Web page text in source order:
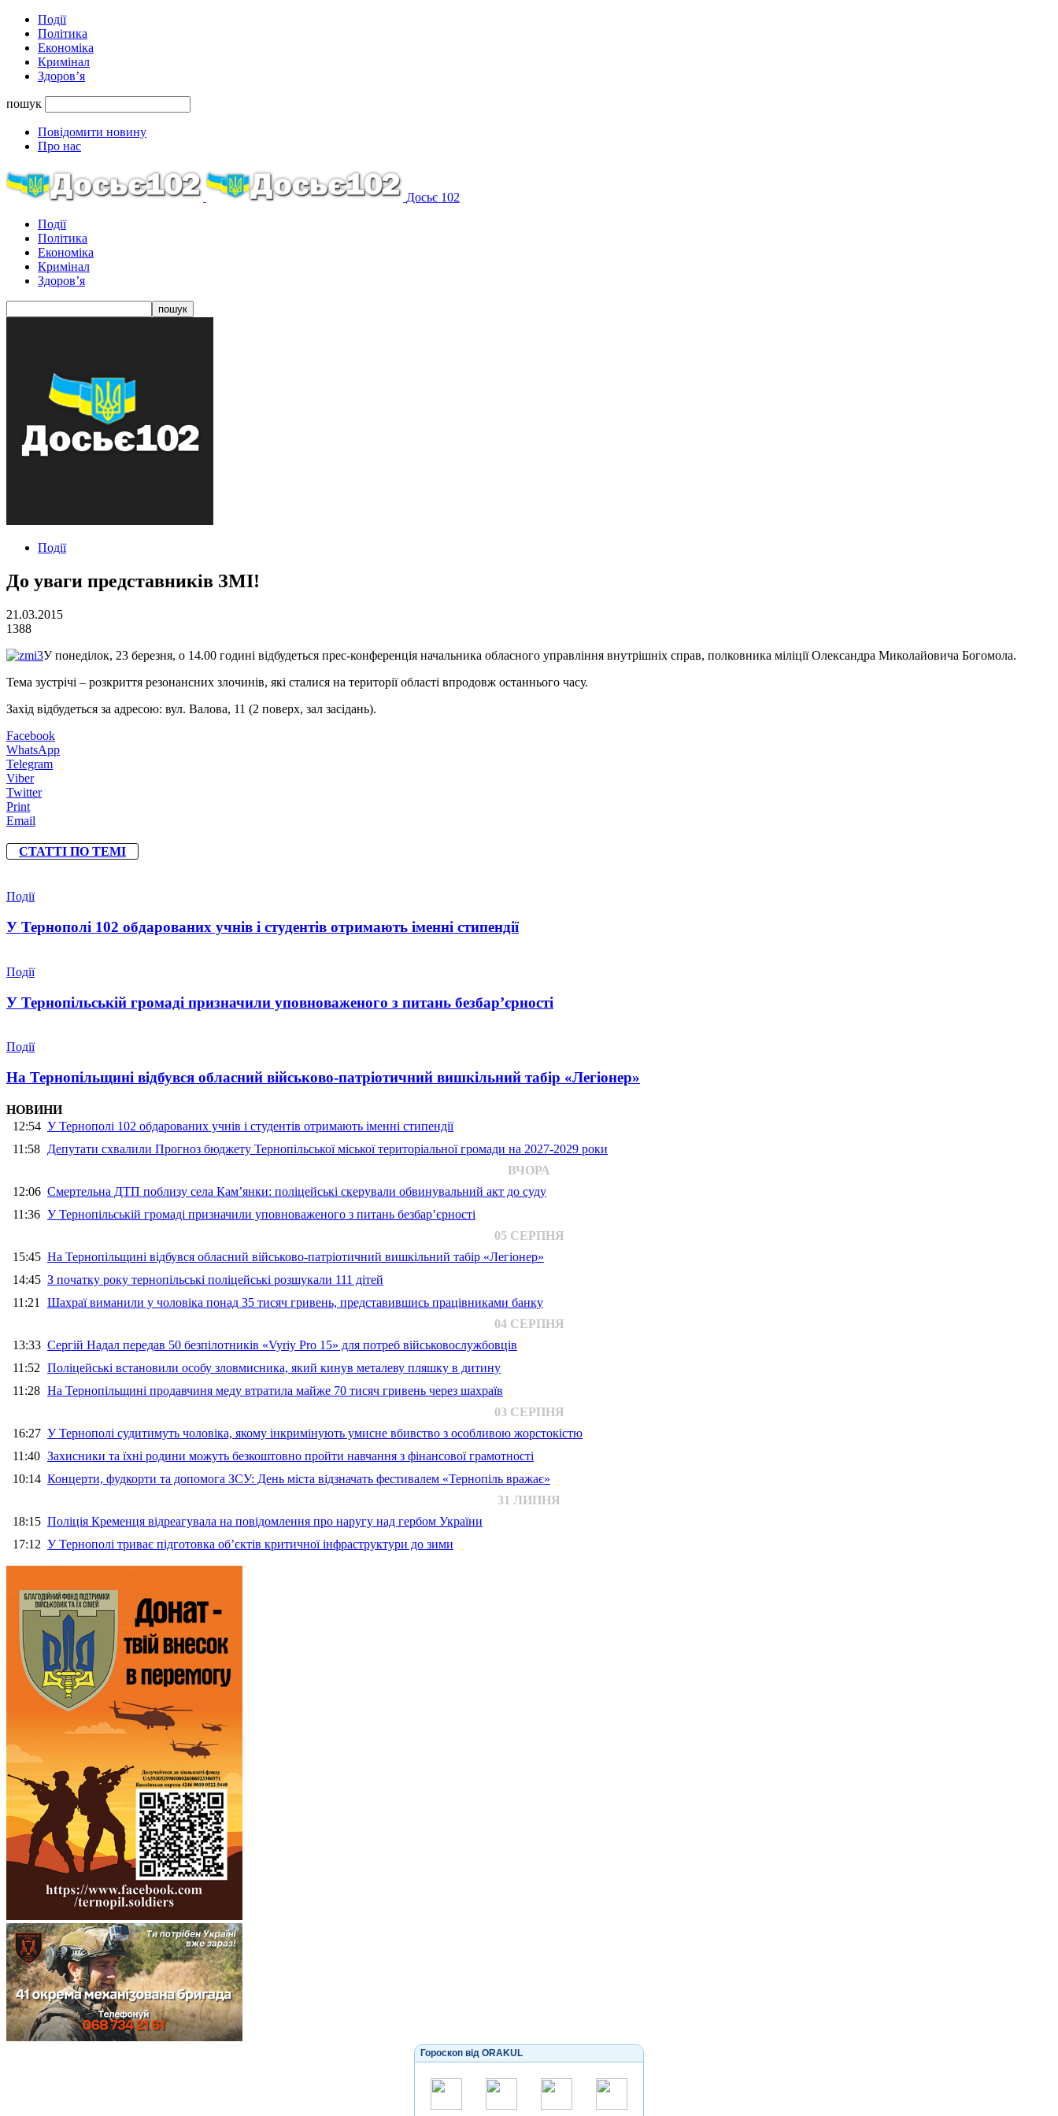
Події
Політика
Економіка
Кримінал
Здоров’я
пошук
Повідомити новину
Про нас
Досьє 102
Події
Політика
Економіка
Кримінал
Здоров’я
Події
До уваги представників ЗМІ!
21.03.2015
1388
У понеділок, 23 березня, о 14.00 годині відбудеться прес-конференція начальника обласного управління внутрішніх справ, полковника міліції Олександра Миколайовича Богомола.
Тема зустрічі – розкриття резонансних злочинів, які сталися на території області впродовж останнього часу.
Захід відбудеться за адресою: вул. Валова, 11 (2 поверх, зал засідань).
Facebook
WhatsApp
Telegram
Viber
Twitter
Print
Email
СТАТТІ ПО ТЕМІ
Події
У Тернополі 102 обдарованих учнів і студентів отримають іменні стипендії
Події
У Тернопільській громаді призначили уповноваженого з питань безбар’єрності
Події
На Тернопільщині відбувся обласний військово-патріотичний вишкільний табір «Легіонер»
НОВИНИ
12:54 У Тернополі 102 обдарованих учнів і студентів отримають іменні стипендії
11:58 Депутати схвалили Прогноз бюджету Тернопільської міської територіальної громади на 2027-2029 роки
ВЧОРА
12:06 Смертельна ДТП поблизу села Кам’янки: поліцейські скерували обвинувальний акт до суду
11:36 У Тернопільській громаді призначили уповноваженого з питань безбар’єрності
05 СЕРПНЯ
15:45 На Тернопільщині відбувся обласний військово-патріотичний вишкільний табір «Легіонер»
14:45 З початку року тернопільські поліцейські розшукали 111 дітей
11:21 Шахраї виманили у чоловіка понад 35 тисяч гривень, представившись працівниками банку
04 СЕРПНЯ
13:33 Сергій Надал передав 50 безпілотників «Vyriy Pro 15» для потреб військовослужбовців
11:52 Поліцейські встановили особу зловмисника, який кинув металеву пляшку в дитину
11:28 На Тернопільщині продавчиня меду втратила майже 70 тисяч гривень через шахраїв
03 СЕРПНЯ
16:27 У Тернополі судитимуть чоловіка, якому інкримінують умисне вбивство з особливою жорстокістю
11:40 Захисники та їхні родини можуть безкоштовно пройти навчання з фінансової грамотності
10:14 Концерти, фудкорти та допомога ЗСУ: День міста відзначать фестивалем «Тернопіль вражає»
31 ЛИПНЯ
18:15 Поліція Кременця відреагувала на повідомлення про наругу над гербом України
17:12 У Тернополі триває підготовка об’єктів критичної інфраструктури до зими
Гороскоп від ORAKUL